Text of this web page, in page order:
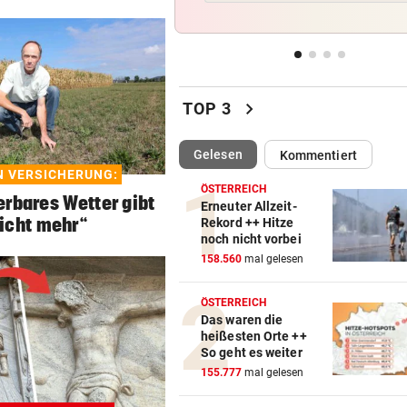
VERSICHERUNG:
Wetter gibt
mehr“
Reinkultur erleben
wegen eines Hasen
TEENIE AUF ÜBERHOLSPUR
230 PS! 13-Jährige schrieb im
Autocross Geschichte
PATIENTEN WOHLAUF vor
Premiere an Linzer
Herz-OP mit Roboter
TOP 3 chevron_right
Gelesen(ausgewählt)Kommentiert
ÖSTERREICH
Erneuter Allzeit-
Rekord ++ Hitze
noch nicht vorbei
158.560 mal gelesen
ÖSTERREICH
Das waren die
heißesten Orte ++
So geht es weiter
155.777 mal gelesen